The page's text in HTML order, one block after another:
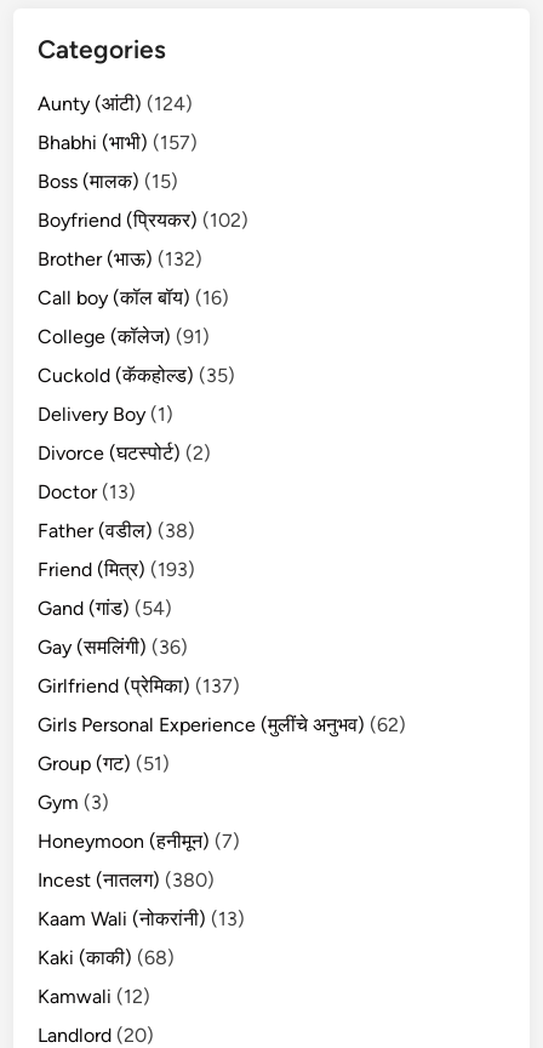
Categories
Aunty (आंटी) (124)
Bhabhi (भाभी) (157)
Boss (मालक) (15)
Boyfriend (प्रियकर) (102)
Brother (भाऊ) (132)
Call boy (कॉल बॉय) (16)
College (कॉलेज) (91)
Cuckold (कॅकहोल्ड) (35)
Delivery Boy (1)
Divorce (घटस्पोर्ट) (2)
Doctor(13)
Father (वडील) (38)
Friend (मित्र) (193)
Gand (गांड) (54)
Gay (समलिंगी) (36)
Girlfriend (प्रेमिका) (137)
Girls Personal Experience (मुलींचे अनुभव) (62)
Group (गट) (51)
Gym (3)
Honeymoon (हनीमून) (7)
Incest (नातलग) (380)
Kaam Wali (नोकरांनी) (13)
Kaki (काकी) (68)
Kamwali (12)
Landlord (20)